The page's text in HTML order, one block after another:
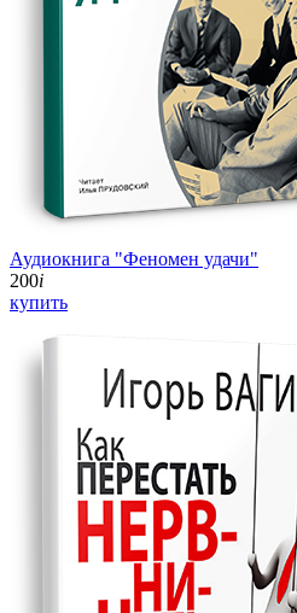
Аудиокнига "Феномен удачи"
200i
купить